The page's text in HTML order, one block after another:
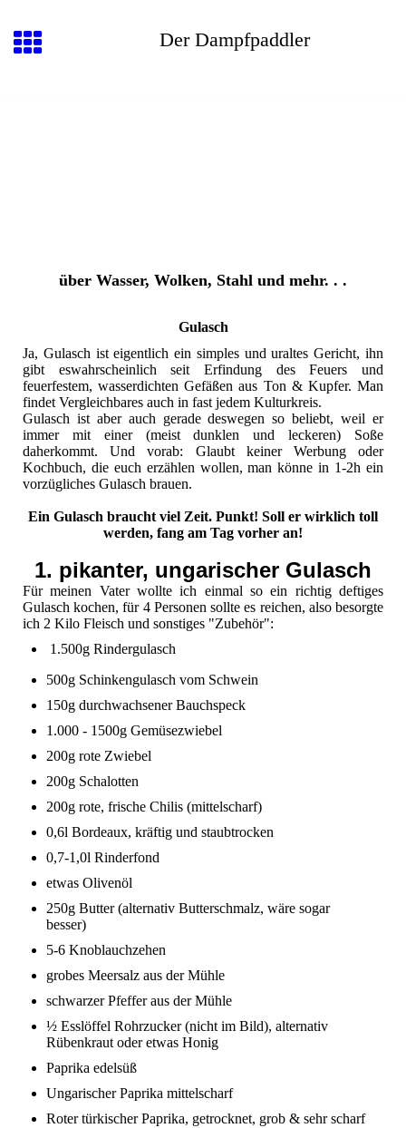
Der Dampfpaddler
über Wasser, Wolken, Stahl und mehr. . .
Gulasch
Ja, Gulasch ist eigentlich ein simples und uraltes Gericht, ihn
gibt eswahrscheinlich seit Erfindung des Feuers und
feuerfestem, wasserdichten Gefäßen aus Ton & Kupfer. Man
findet Vergleichbares auch in fast jedem Kulturkreis.
Gulasch ist aber auch gerade deswegen so beliebt, weil er
immer mit einer (meist dunklen und leckeren) Soße
daherkommt. Und vorab: Glaubt keiner Werbung oder
Kochbuch, die euch erzählen wollen, man könne in 1-2h ein
vorzügliches Gulasch brauen.
Ein Gulasch braucht viel Zeit. Punkt! Soll er wirklich toll
werden, fang am Tag vorher an!
1. pikanter, ungarischer Gulasch
Für meinen Vater wollte ich einmal so ein richtig deftiges
Gulasch kochen, für 4 Personen sollte es reichen, also besorgte
ich 2 Kilo Fleisch und sonstiges "Zubehör":
1.500g Rindergulasch
500g Schinkengulasch vom Schwein
150g durchwachsener Bauchspeck
1.000 - 1500g Gemüsezwiebel
200g rote Zwiebel
200g Schalotten
200g rote, frische Chilis (mittelscharf)
0,6l Bordeaux, kräftig und staubtrocken
0,7-1,0l Rinderfond
etwas Olivenöl
250g Butter (alternativ Butterschmalz, wäre sogar
besser)
5-6 Knoblauchzehen
grobes Meersalz aus der Mühle
schwarzer Pfeffer aus der Mühle
½ Esslöffel Rohrzucker (nicht im Bild), alternativ
Rübenkraut oder etwas Honig
Paprika edelsüß
Ungarischer Paprika mittelscharf
Roter türkischer Paprika, getrocknet, grob & sehr scharf